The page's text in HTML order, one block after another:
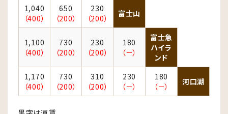
1,040
（400）
650
（200）
230
（200）
富士山
1,100
（400）
730
（200）
230
（200）
180
（－）
富士急
ハイラ
ンド
1,170
（400）
730
（200）
310
（200）
230
（－）
180
（－）
河口湖